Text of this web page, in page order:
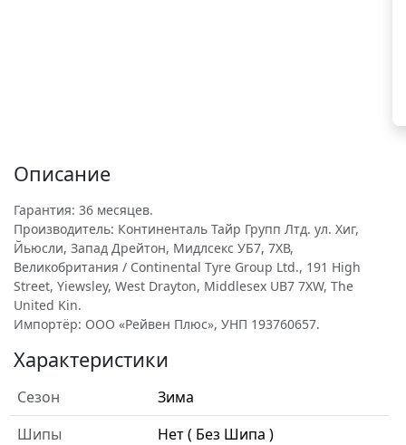
Описание
Гарантия: 36 месяцев.
Производитель: Континенталь Тайр Групп Лтд. ул. Хиг,
Йьюсли, Запад Дрейтон, Мидлсекс УБ7, 7ХВ,
Великобритания / Continental Tyre Group Ltd., 191 High
Street, Yiewsley, West Drayton, Middlesex UB7 7XW, The
United Kin.
Импортёр: ООО «Рейвен Плюс», УНП 193760657.
Характеристики
Сезон
Зима
Шипы
Нет ( Без Шипа )